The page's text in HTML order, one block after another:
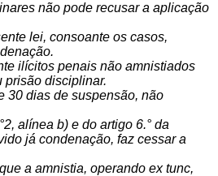
não pode recusar a aplicação
lei, consoante os casos,
ilícitos penais não amnistiados
prisão disciplinar.
30 dias de suspensão, não
alínea b) e do artigo 6.° da
já condenação, faz cessar a
a amnistia, operando ex tunc,